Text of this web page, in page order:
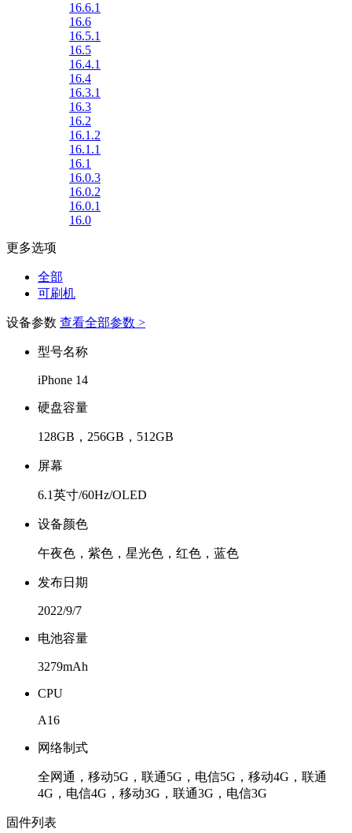
16.6.1
16.6
16.5.1
16.5
16.4.1
16.4
16.3.1
16.3
16.2
16.1.2
16.1.1
16.1
16.0.3
16.0.2
16.0.1
16.0
更多选项
全部
可刷机
设备参数 查看全部参数 >
型号名称
iPhone 14
硬盘容量
128GB，256GB，512GB
屏幕
6.1英寸/60Hz/OLED
设备颜色
午夜色，紫色，星光色，红色，蓝色
发布日期
2022/9/7
电池容量
3279mAh
CPU
A16
网络制式
全网通，移动5G，联通5G，电信5G，移动4G，联通
4G，电信4G，移动3G，联通3G，电信3G
固件列表